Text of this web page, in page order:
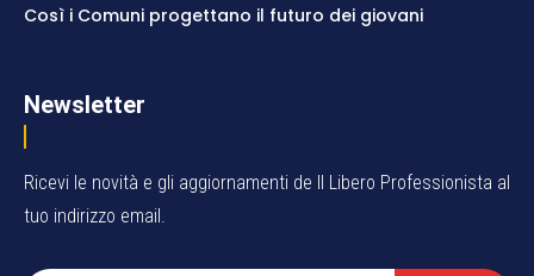
Così i Comuni progettano il futuro dei giovani
Newsletter
Ricevi le novità e gli aggiornamenti de Il Libero Professionista al
tuo indirizzo email.